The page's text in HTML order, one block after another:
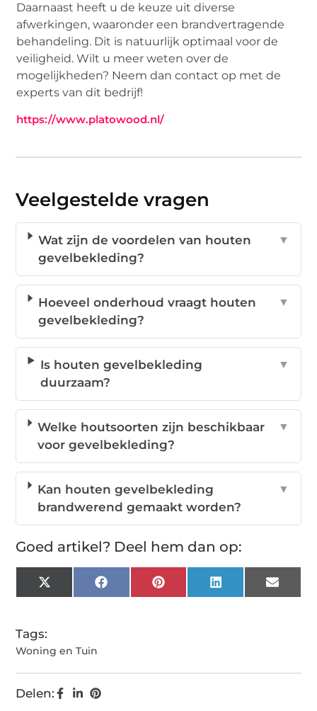
Daarnaast heeft u de keuze uit diverse
afwerkingen, waaronder een brandvertragende
behandeling. Dit is natuurlijk optimaal voor de
veiligheid. Wilt u meer weten over de
mogelijkheden? Neem dan contact op met de
experts van dit bedrijf!
https://www.platowood.nl/
Veelgestelde vragen
Wat zijn de voordelen van houten
gevelbekleding?
▼
Hoeveel onderhoud vraagt houten
gevelbekleding?
▼
Is houten gevelbekleding
duurzaam?
▼
Welke houtsoorten zijn beschikbaar
voor gevelbekleding?
▼
Kan houten gevelbekleding
brandwerend gemaakt worden?
▼
Goed artikel? Deel hem dan op:
X
(Twitter)
FacebookPinterest LinkedIn Email
Tags:
Woning en Tuin
Delen: